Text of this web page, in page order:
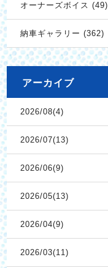
オーナーズボイス (49)
納車ギャラリー (362)
アーカイブ
2026/08(4)
2026/07(13)
2026/06(9)
2026/05(13)
2026/04(9)
2026/03(11)